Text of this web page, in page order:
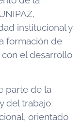
institucional y
formación de
el desarrollo
parte de la
del trabajo
orientado